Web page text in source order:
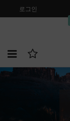
로그인